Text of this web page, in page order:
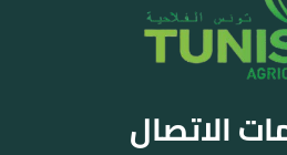
الاتصال